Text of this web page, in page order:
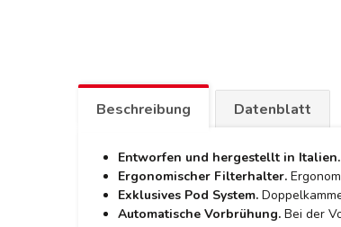
Beschreibung Datenblatt
Entworfen und hergestellt in Italien.
Ergonomischer Filterhalter.
Exklusives Pod System.
Automatische Vorbrühung. Bei der